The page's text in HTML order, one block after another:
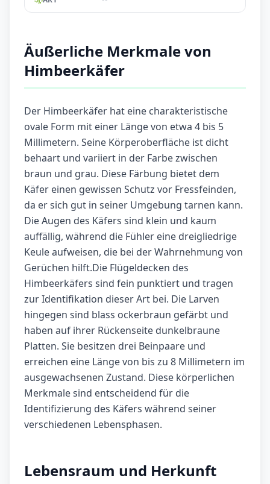
Äußerliche Merkmale von
Himbeerkäfer
Der Himbeerkäfer hat eine charakteristische
ovale Form mit einer Länge von etwa 4 bis 5
Millimetern. Seine Körperoberfläche ist dicht
behaart und variiert in der Farbe zwischen
braun und grau. Diese Färbung bietet dem
Käfer einen gewissen Schutz vor Fressfeinden,
da er sich gut in seiner Umgebung tarnen kann.
Die Augen des Käfers sind klein und kaum
auffällig, während die Fühler eine dreigliedrige
Keule aufweisen, die bei der Wahrnehmung von
Gerüchen hilft.Die Flügeldecken des
Himbeerkäfers sind fein punktiert und tragen
zur Identifikation dieser Art bei. Die Larven
hingegen sind blass ockerbraun gefärbt und
haben auf ihrer Rückenseite dunkelbraune
Platten. Sie besitzen drei Beinpaare und
erreichen eine Länge von bis zu 8 Millimetern im
ausgewachsenen Zustand. Diese körperlichen
Merkmale sind entscheidend für die
Identifizierung des Käfers während seiner
verschiedenen Lebensphasen.
Lebensraum und Herkunft